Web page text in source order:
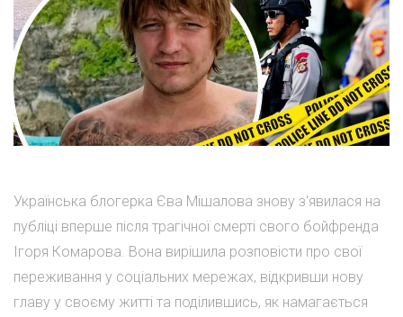
Українська блогерка Єва Мішалова знову з'явилася на
публіці вперше після трагічної смерті свого бойфренда
Ігоря Комарова. Вона вирішила розповісти про свої
переживання у соціальних мережах, відкривши нову
главу у своєму житті та поділившись, як намагається